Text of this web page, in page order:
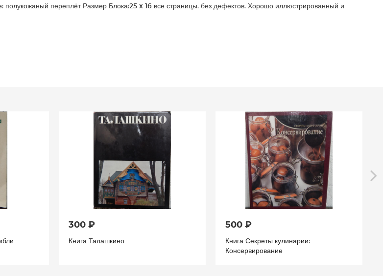
полукожаный переплёт Размер Блока:25 x 16 все страницы. без дефектов. Хорошо иллюстрированный и
300 ₽
Книга Талашкино
500 ₽
Книга Секреты кулинарии:
Консервирование